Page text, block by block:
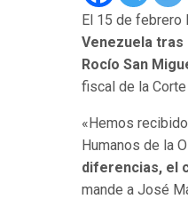
El 15 de febrero
Venezuela tras
Rocío San
fiscal de la Corte
«Hemos
Humanos de la
diferencias, el
mande a José